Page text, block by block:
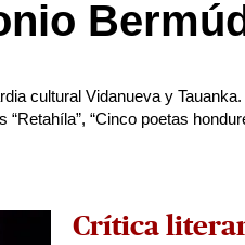
cultural Vidanueva y
“Cinco poetas
Crítica